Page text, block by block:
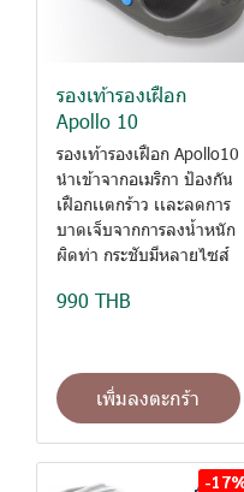
รองเท้ารองเฝือก
Apollo 10
รองเท้ารองเฝือก Apollo10
นำเข้าจากอเมริกา ป้องกัน
เฝือกเเตกร้าว เเละลดการ
บาดเจ็บจากการลงน้ำหนัก
ผิดท่า กระชับมีหลายไซส์
990 THB
เพิ่มลงตะกร้า
-